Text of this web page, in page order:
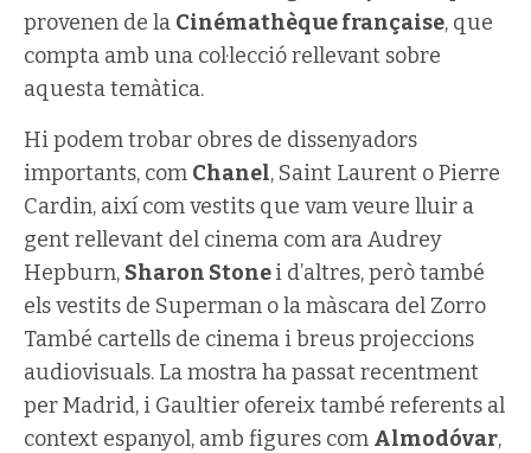
provenen de la Cinémathèque française, que
compta amb una col·lecció rellevant sobre
aquesta temàtica.
Hi podem trobar obres de dissenyadors
importants, com Chanel, Saint Laurent o Pierre
Cardin, així com vestits que vam veure lluir a
gent rellevant del cinema com ara Audrey
Hepburn, Sharon Stonei d’altres, però també
els vestits de Superman o la màscara del Zorro
També cartells de cinema i breus projeccions
audiovisuals. La mostra ha passat recentment
per Madrid, i Gaultier ofereix també referents al
context espanyol, amb figures com Almodóvar,